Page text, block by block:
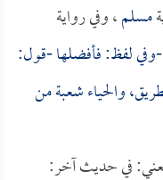
مسلم، وفي رواية
لفظ: فأفضلها -قول:
والحياء شعبة من
في حديث آخر: